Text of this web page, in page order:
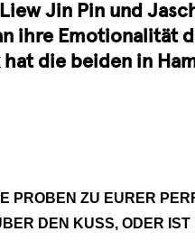
Jin Pin und
ihre Emotionalität
die beiden in
PROBEN ZU EURER
DEN KUSS, ODER IST